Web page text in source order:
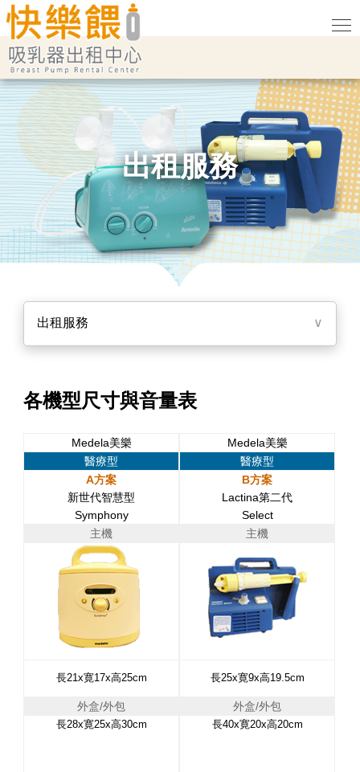
出租服務
出租服務 ∨
各機型尺寸與音量表
Medela美樂
醫療型
A方案
新世代智慧型
Symphony
主機
長21x寛17x高25cm
外盒/外包
長28x寛25x高30cm
Medela美樂
醫療型
B方案
Lactina第二代
Select
主機
長25x寛9x高19.5cm
外盒/外包
長40x寛20x高20cm